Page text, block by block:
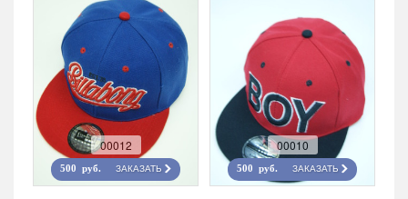
00012
500 руб. ЗАКАЗАТЬ
00010
500 руб. ЗАКАЗАТЬ